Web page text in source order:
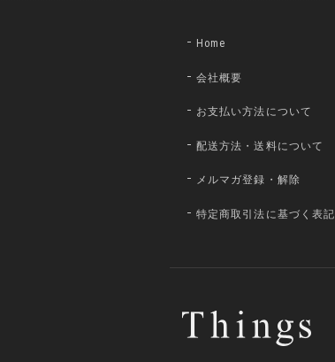
Home
会社概要
お支払い方法について
配送方法・送料について
メルマガ登録・解除
特定商取引法に基づく表記